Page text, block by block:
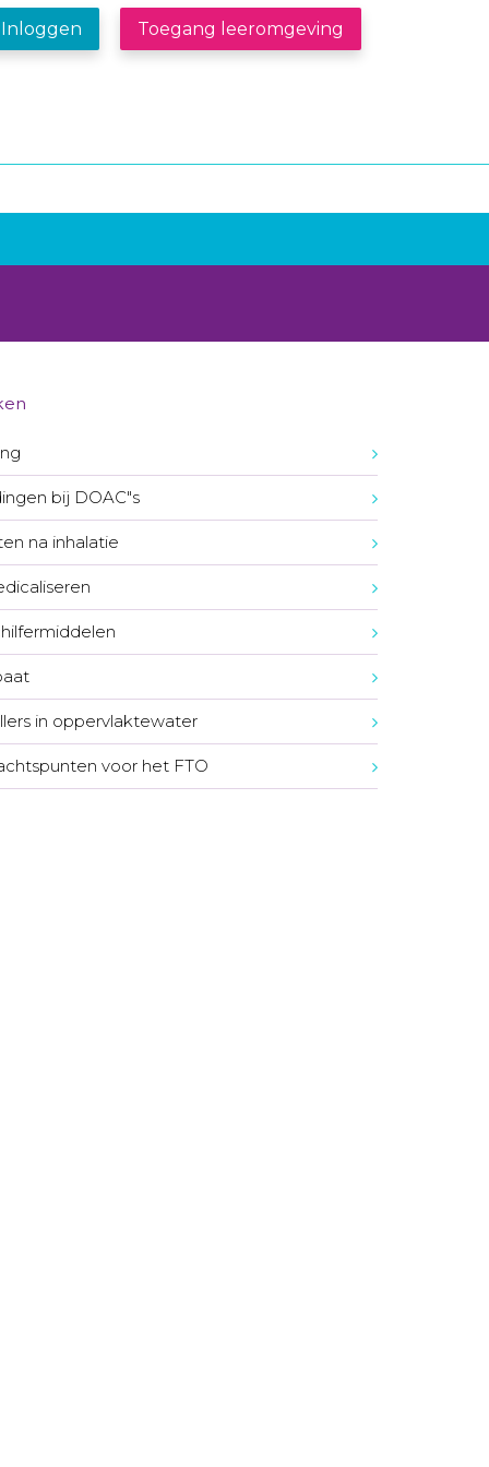
Inloggen Toegang leeromgeving
bij DOAC"s
na inhalatie
in oppervlaktewater
voor het FTO